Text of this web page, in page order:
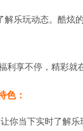
乐玩动态。酷炫
利享不停，精彩就
色：
你当下实时了解乐